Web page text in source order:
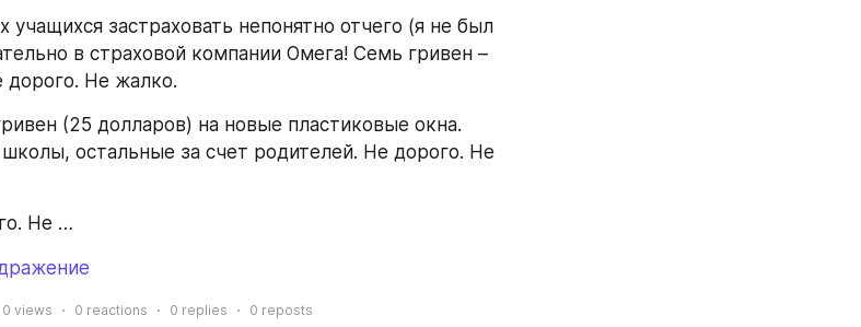
застраховать непонятно отчего (я не был
в страховой компании Омега! Семь гривен –
дорого. Не жалко.
(25 долларов) на новые пластиковые окна.
остальные за счет родителей. Не дорого. Не
Не …
0 views 0 reactions 0 replies 0 reposts